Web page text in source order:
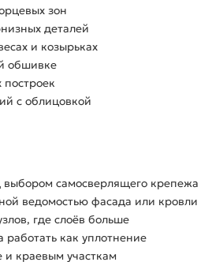
зон
деталей
и козырьках
обшивке
с облицовкой
самосверлящего крепежа
ведомостью фасада или кровли
где слоёв больше
работать как уплотнение
и краевым участкам